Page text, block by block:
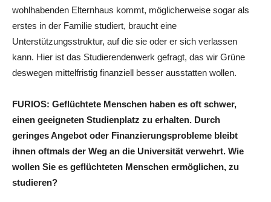
wohlhabenden Elternhaus kommt, möglicherweise sogar als
erstes in der Familie studiert, braucht eine
Unterstützungsstruktur, auf die sie oder er sich verlassen
kann. Hier ist das Studierendenwerk gefragt, das wir Grüne
deswegen mittelfristig finanziell besser ausstatten wollen.
FURIOS: Geflüchtete Menschen haben es oft schwer,
einen geeigneten Studienplatz zu erhalten. Durch
geringes Angebot oder Finanzierungsprobleme bleibt
ihnen oftmals der Weg an die Universität verwehrt. Wie
wollen Sie es geflüchteten Menschen ermöglichen, zu
studieren?